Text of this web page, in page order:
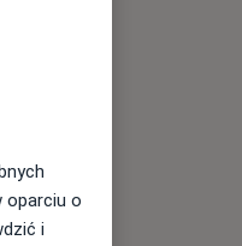
oparciu o
i